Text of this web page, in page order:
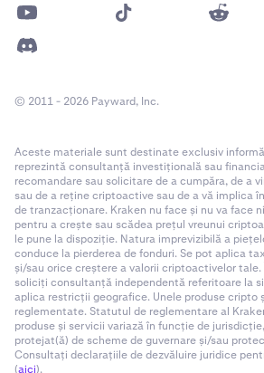
© 2011 - 2026 Payward, Inc.
Aceste materiale sunt destinate exclusiv
reprezintă consultanță investițională sau
recomandare sau solicitare de a cumpăra, de a
sau de a reține criptoactive sau de a vă implica
de tranzacționare. Kraken nu face și nu va face
pentru a crește sau scădea prețul vreunui
le pune la dispoziție. Natura imprevizibilă a
conduce la pierderea de fonduri. Se pot aplica
și/sau orice creștere a valorii criptoactivelor
soliciți consultanță independentă referitoare la
aplica restricții geografice. Unele produse cripto
reglementate. Statutul de reglementare al
produse și servicii variază în funcție de
protejat(ă) de scheme de guvernare și/sau
Consultați declarațiile de dezvăluire juridice
(aici).